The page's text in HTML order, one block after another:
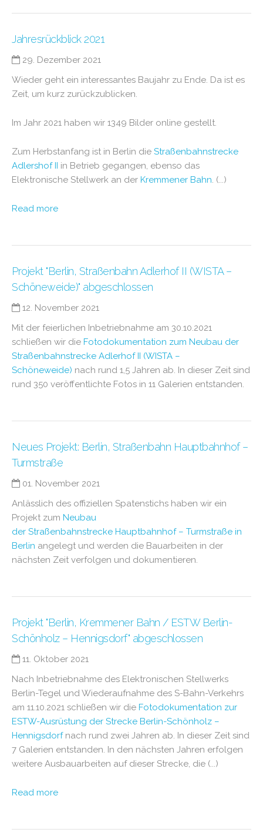
Jahresrückblick 2021
29. Dezember 2021
Wieder geht ein interessantes Baujahr zu Ende. Da ist es
Zeit, um kurz zurückzublicken.
Im Jahr 2021 haben wir 1349 Bilder online gestellt.
Zum Herbstanfang ist in Berlin die Straßenbahnstrecke
Adlershof II in Betrieb gegangen, ebenso das
Elektronische Stellwerk an der Kremmener Bahn. (...)
Read more
Projekt "Berlin, Straßenbahn Adlerhof II (WISTA –
Schöneweide)" abgeschlossen
12. November 2021
Mit der feierlichen Inbetriebnahme am 30.10.2021
schließen wir die Fotodokumentation zum Neubau der
Straßenbahnstrecke Adlerhof II (WISTA –
Schöneweide) nach rund 1,5 Jahren ab. In dieser Zeit sind
rund 350 veröffentlichte Fotos in 11 Galerien entstanden.
Neues Projekt: Berlin, Straßenbahn Hauptbahnhof –
Turmstraße
01. November 2021
Anlässlich des offiziellen Spatenstichs haben wir ein
Projekt zum Neubau
der Straßenbahnstrecke Hauptbahnhof – Turmstraße in
Berlin angelegt und werden die Bauarbeiten in der
nächsten Zeit verfolgen und dokumentieren.
Projekt "Berlin, Kremmener Bahn / ESTW Berlin-
Schönholz – Hennigsdorf" abgeschlossen
11. Oktober 2021
Nach Inbetriebnahme des Elektronischen Stellwerks
Berlin-Tegel und Wiederaufnahme des S-Bahn-Verkehrs
am 11.10.2021 schließen wir die Fotodokumentation zur
ESTW-Ausrüstung der Strecke Berlin-Schönholz –
Hennigsdorfnach rund zwei Jahren ab. In dieser Zeit sind
7 Galerien entstanden. In den nächsten Jahren erfolgen
weitere Ausbauarbeiten auf dieser Strecke, die (...)
Read more